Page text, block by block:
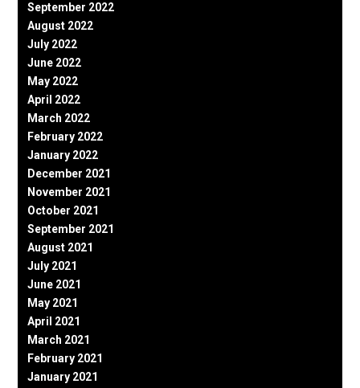
September 2022
August 2022
July 2022
June 2022
May 2022
April 2022
March 2022
February 2022
January 2022
December 2021
November 2021
October 2021
September 2021
August 2021
July 2021
June 2021
May 2021
April 2021
March 2021
February 2021
January 2021